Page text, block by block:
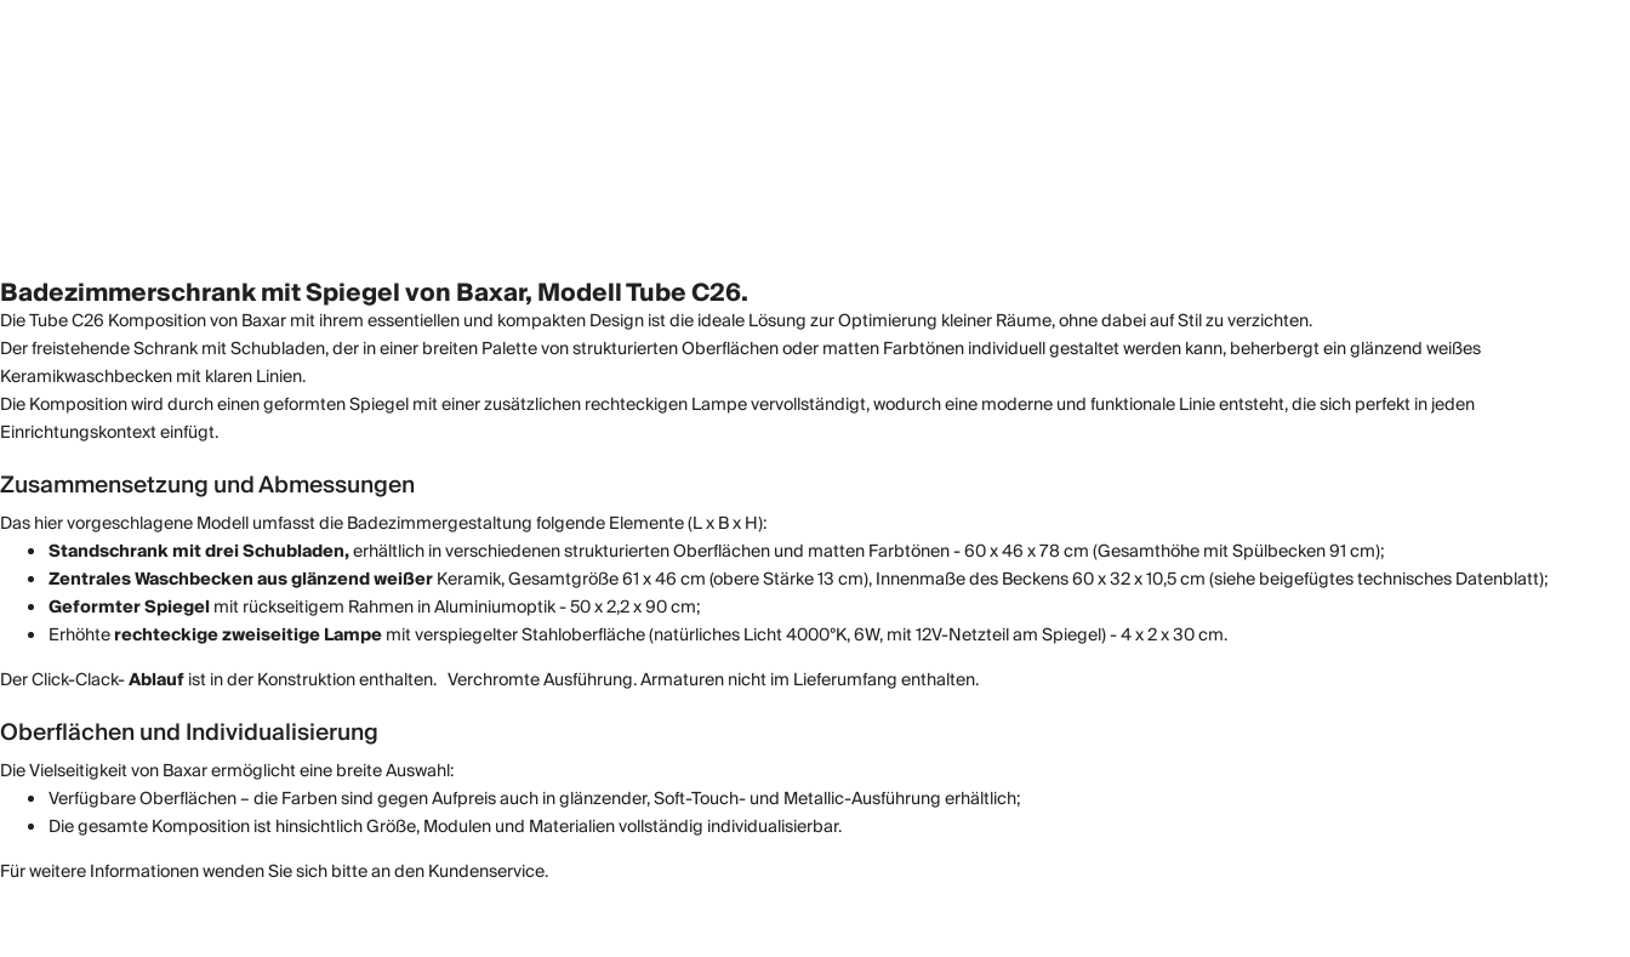
Badezimmerschrank mit Spiegel von Baxar, Modell Tube C26.
Die Tube C26 Komposition von Baxar mit ihrem essentiellen und kompakten Design ist die ideale Lösung zur Optimierung kleiner Räume, ohne dabei auf Stil zu verzichten.
Der freistehende Schrank mit Schubladen, der in einer breiten Palette von strukturierten Oberflächen oder matten Farbtönen individuell gestaltet werden kann, beherbergt ein glänzend weißes
Keramikwaschbecken mit klaren Linien.
Die Komposition wird durch einen geformten Spiegel mit einer zusätzlichen rechteckigen Lampe vervollständigt, wodurch eine moderne und funktionale Linie entsteht, die sich perfekt in jeden
Einrichtungskontext einfügt.
Zusammensetzung und Abmessungen
Das hier vorgeschlagene Modell umfasst die Badezimmergestaltung folgende Elemente (L x B x H):
Standschrank mit drei Schubladen,erhältlich in verschiedenen strukturierten Oberflächen und matten Farbtönen - 60 x 46 x 78 cm (Gesamthöhe mit Spülbecken 91 cm);
Zentrales Waschbecken ausglänzend weißerKeramik, Gesamtgröße 61 x 46 cm (obere Stärke 13 cm), Innenmaße des Beckens 60 x 32 x 10,5 cm (siehe beigefügtes technisches Datenblatt);
GeformterSpiegelmit rückseitigem Rahmen in Aluminiumoptik - 50 x 2,2 x 90 cm;
Erhöhterechteckige zweiseitige Lampemit verspiegelter Stahloberfläche (natürliches Licht 4000°K, 6W, mit 12V-Netzteil am Spiegel) - 4 x 2 x 30 cm.
Der Click-Clack-Ablaufist in der Konstruktion enthalten. Verchromte Ausführung. Armaturen nicht im Lieferumfang enthalten.
Oberflächen und Individualisierung
Die Vielseitigkeit von Baxar ermöglicht eine breite Auswahl:
Verfügbare Oberflächen – die Farben sind gegen Aufpreis auch in glänzender, Soft-Touch- und Metallic-Ausführung erhältlich;
Die gesamte Komposition ist hinsichtlich Größe, Modulen und Materialien vollständig individualisierbar.
Für weitere Informationen wenden Sie sich bitte an den Kundenservice.